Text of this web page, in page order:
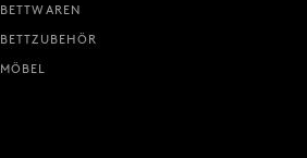
BETTWAREN
BETTZUBEHÖR
MÖBEL